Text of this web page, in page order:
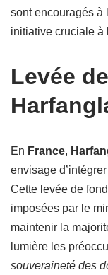
sont encouragés à
initiative cruciale à
Levée
En France,
envisage d’intégrer
Cette levée de
imposées par le
maintenir la
lumière les
souveraineté des